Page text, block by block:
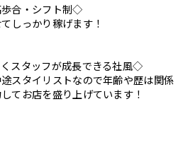
合・シフト制◇
しっかり稼げます！
スタッフが成長できる社風◇
スタイリストなので年齢や歴は関係
てお店を盛り上げています！